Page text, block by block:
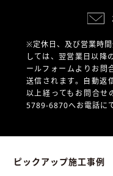
※定休日、及び営業時
しては、翌営業日以降
ールフォームよりお問
送信されます。自動返
以上経ってもお問合
5789-6870へお電話に
ピックアップ施工事例